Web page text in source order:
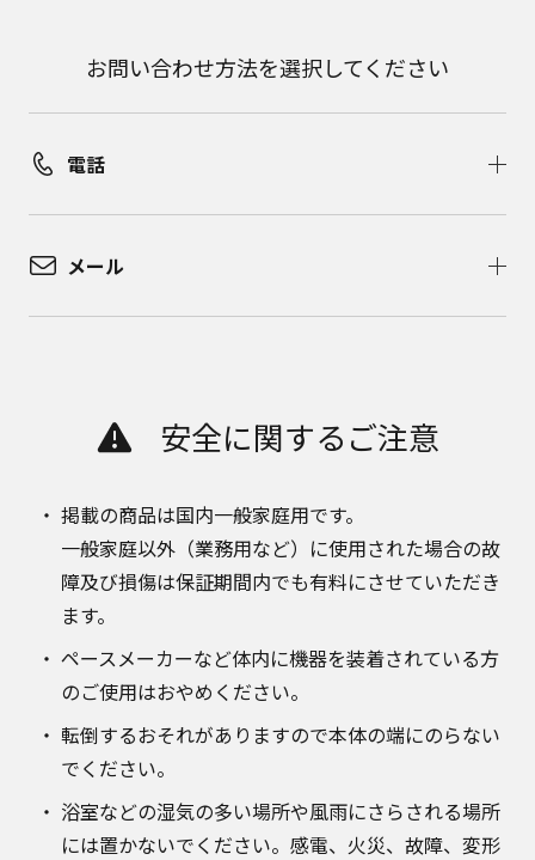
お問い合わせ方法を選択してください
電話
メール
安全に関するご注意
掲載の商品は国内一般家庭用です。
一般家庭以外（業務用など）に使用された場合の故
障及び損傷は保証期間内でも有料にさせていただき
ます。
ペースメーカーなど体内に機器を装着されている方
のご使用はおやめください。
転倒するおそれがありますので本体の端にのらない
でください。
浴室などの湿気の多い場所や風雨にさらされる場所
には置かないでください。感電、火災、故障、変形